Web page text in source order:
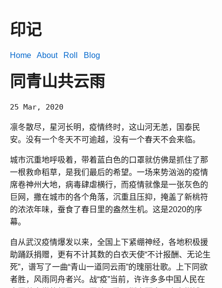
印记
Home About Roll Blog
同青山共云雨
25 Mar, 2020
凛冬散尽，星河长明，疫情终时，这山河无恙，国泰民
安。没有一个冬天不可逾越，没有一个春天不会来临。
城市沉重地呼吸着，带着蓝白色的口罩就仿佛是抓住了那
一根救命稻草，是我们最后的希望。一场来势汹汹的疫情
席卷神州大地，病毒肆虐横行，而疫情就像是一张灰色的
巨网，撒在城市的各个角落，沉重且压抑，掩盖了新桃符
的浓浓年味，蚕食了春日里的盎然生机。这是2020的序
幕。
自从武汉疫情爆发以来，全国上下紧绷神经，各地积极援
助踊跃捐赠，更有不计其数的白衣天使“不计报酬、无论生
死”，谱写了一曲“青山一道同云雨”的瑰丽壮歌。上下同欲
者胜，风雨同舟者兴。战“疫”当前，许许多多中国人民在